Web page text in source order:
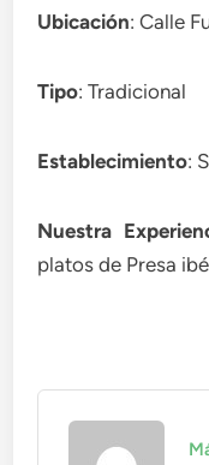
Ubicación: Calle
Tipo: Tradicional
Establecimiento:
Nuestra
platos de Presa